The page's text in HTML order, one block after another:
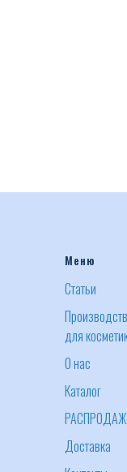
Меню
Статьи
для
О нас
Каталог
Доставка